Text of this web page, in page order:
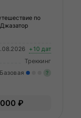
по
+10 дат
Треккинг
Базовая ?
₽